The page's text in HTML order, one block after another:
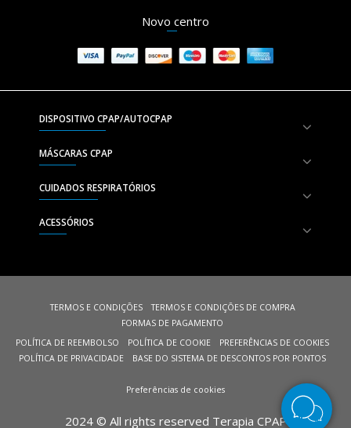
Novo centro
DISPOSITIVO CPAP/AUTOCPAP
MÁSCARAS CPAP
CUIDADOS RESPIRATÓRIOS
ACESSÓRIOS
TERMOS E CONDIÇÕES
TERMOS E CONDIÇÕES DE COMPRA
FORMAS DE PAGAMENTO
POLÍTICA DE REEMBOLSO
POLÍTICA DE COOKIE
PREFERÊNCIAS DE COOKIES
POLÍTICA DE PRIVACIDADE
BASE DO SISTEMA DE DESCONTOS POR PONTOS
Preferências de cookies
2024 © All rights reserved Terapia CPAP